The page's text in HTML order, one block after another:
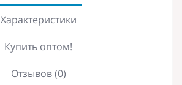
Характеристики
Купить оптом!
Отзывов (0)